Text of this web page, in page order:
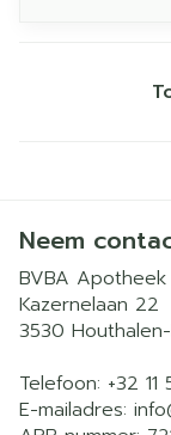
Neem
BVBA Apotheek
Kazernelaan 22
3530
Telefoon: +32
E-mailadres: